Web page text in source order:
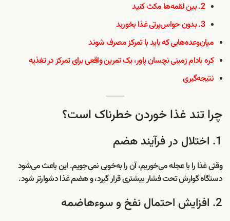
2. بین لقمه‌ها مکث کنید
3. بدون حواس‌پرتی غذا بخورید
میان‌وعده‌هایی که باید با تمرکز مصرف شوند
کره بادام زمینی نچسان پاور، یک تمرین واقعی برای تمرکز در تغذیه
نتیجه‌گیری
چرا تند غذا خوردن خطرناک است؟
1. اختلال در فرآیند هضم
وقتی غذا را با عجله می‌خوریم، آن را به‌خوبی نمی‌جویم. این باعث می‌شود
دستگاه گوارش تحت فشار بیشتری قرار گیرد، و هضم غذا دشوارتر شود.
2. افزایش احتمال نفخ و سوءهاضمه